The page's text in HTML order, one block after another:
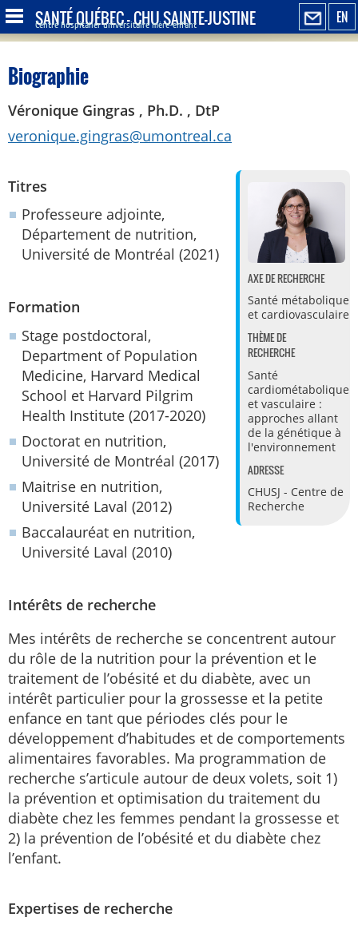
EN
SANTÉ QUÉBEC - CHU SAINTE-JUSTINE
Centre hospitalier universitaire mère-enfant
Biographie
Véronique Gingras , Ph.D. , DtP
veronique.gingras@umontreal.ca
AXE DE RECHERCHE
Santé métabolique
et cardiovasculaire
THÈME DE
RECHERCHE
Santé
cardiométabolique
et vasculaire :
approches allant
de la génétique à
l'environnement
ADRESSE
CHUSJ - Centre de
Recherche
Titres
Professeure adjointe,
Département de nutrition,
Université de Montréal (2021)
Formation
Stage postdoctoral,
Department of Population
Medicine, Harvard Medical
School et Harvard Pilgrim
Health Institute (2017-2020)
Doctorat en nutrition,
Université de Montréal (2017)
Maitrise en nutrition,
Université Laval (2012)
Baccalauréat en nutrition,
Université Laval (2010)
Intérêts de recherche
Mes intérêts de recherche se concentrent autour
du rôle de la nutrition pour la prévention et le
traitement de l’obésité et du diabète, avec un
intérêt particulier pour la grossesse et la petite
enfance en tant que périodes clés pour le
développement d’habitudes et de comportements
alimentaires favorables. Ma programmation de
recherche s’articule autour de deux volets, soit 1)
la prévention et optimisation du traitement du
diabète chez les femmes pendant la grossesse et
2) la prévention de l’obésité et du diabète chez
l’enfant.
Expertises de recherche